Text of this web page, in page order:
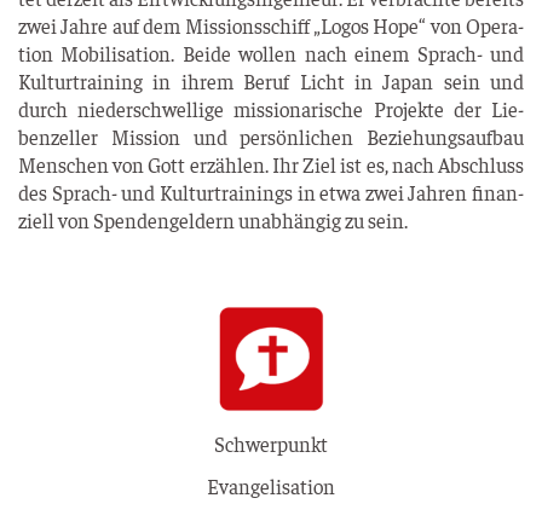
zwei Jah­re auf dem Mis­si­ons­schiff „Logos Hope“ von Ope­ra­
ti­on Mobi­li­sa­ti­on. Bei­de wol­len nach einem Sprach- und
Kul­tur­trai­ning in ihrem Beruf Licht in Japan sein und
durch nie­der­schwel­li­ge mis­sio­na­ri­sche Pro­jek­te der Lie­
ben­zel­ler Mis­si­on und per­sön­li­chen Bezie­hungs­auf­bau
Men­schen von Gott erzäh­len. Ihr Ziel ist es, nach Abschluss
des Sprach- und Kul­tur­trai­nings in etwa zwei Jah­ren finan­
zi­ell von Spen­den­gel­dern unab­hän­gig zu sein.
Schwerpunkt
Evangelisation